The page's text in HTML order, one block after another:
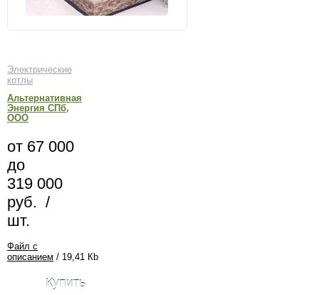
Электрические
котлы
Альтернативная
Энергия СПб,
ООО
от 67 000
до
319 000
руб. /
шт.
Файл с
описанием / 19,41 Кb
Купить